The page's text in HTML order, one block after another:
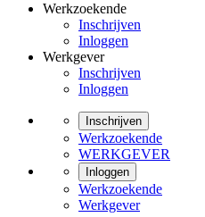
Werkzoekende
Inschrijven
Inloggen
Werkgever
Inschrijven
Inloggen
Inschrijven
Werkzoekende
WERKGEVER
Inloggen
Werkzoekende
Werkgever